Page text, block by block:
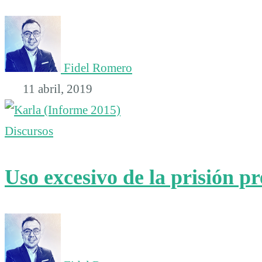
Fidel Romero
11 abril, 2019
Discursos
Uso excesivo de la prisión